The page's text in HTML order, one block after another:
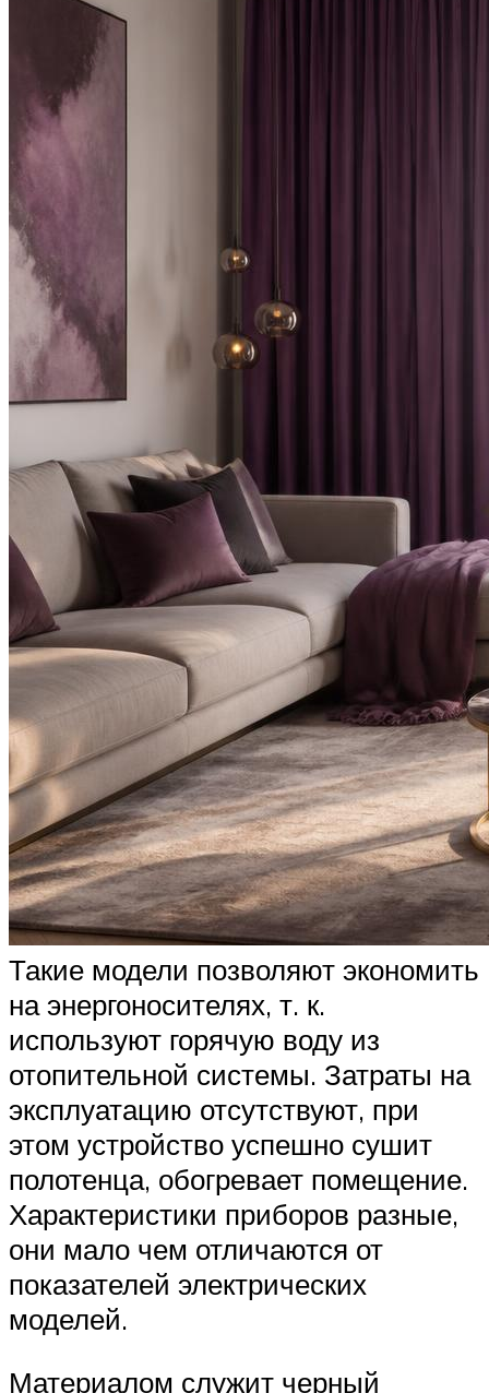
Такие модели позволяют экономить
на энергоносителях, т. к.
используют горячую воду из
отопительной системы. Затраты на
эксплуатацию отсутствуют, при
этом устройство успешно сушит
полотенца, обогревает помещение.
Характеристики приборов разные,
они мало чем отличаются от
показателей электрических
моделей.
Материалом служит черный